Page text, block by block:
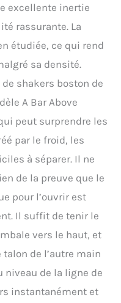
excellente inertie
rassurante. La
étudiée, ce qui rend
sa densité.
shakers boston de
A Bar Above
peut surprendre les
par le froid, les
à séparer. Il ne
de la preuve que le
pour l’ouvrir est
Il suffit de tenir le
vers le haut, et
de l’autre main
niveau de la ligne de
instantanément et